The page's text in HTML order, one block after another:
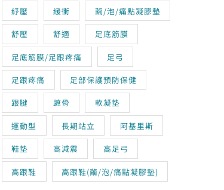
紓壓 緩衝 繭/泡/痛點凝膠墊
舒壓 舒適 足底筋膜
足底筋膜/足跟疼痛 足弓
足跟疼痛 足部保護預防保健
跟腱 蹠骨 軟凝墊
運動型 長期站立 阿基里斯
鞋墊 高減震 高足弓
高跟鞋 高跟鞋(繭/泡/痛點凝膠墊)